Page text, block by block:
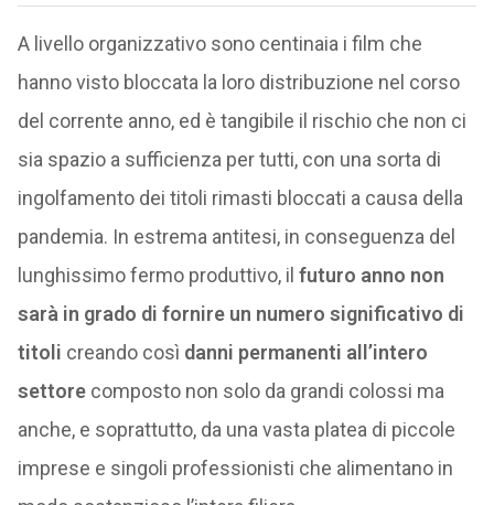
A livello organizzativo sono centinaia i film che
hanno visto bloccata la loro distribuzione nel corso
del corrente anno, ed è tangibile il rischio che non ci
sia spazio a sufficienza per tutti, con una sorta di
ingolfamento dei titoli rimasti bloccati a causa della
pandemia. In estrema antitesi, in conseguenza del
lunghissimo fermo produttivo, il futuro anno non
sarà in grado di fornire un numero significativo di
titoli creando così danni permanenti all’intero
settorecomposto non solo da grandi colossi ma
anche, e soprattutto, da una vasta platea di piccole
imprese e singoli professionisti che alimentano in